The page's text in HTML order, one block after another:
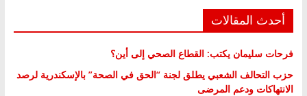
أحدث المقالات
فرحات سليمان يكتب: القطاع الصحي إلى أين؟
حزب التحالف الشعبي يطلق لجنة “الحق في الصحة” بالإسكندرية لرصد
الانتهاكات ودعم المرضى